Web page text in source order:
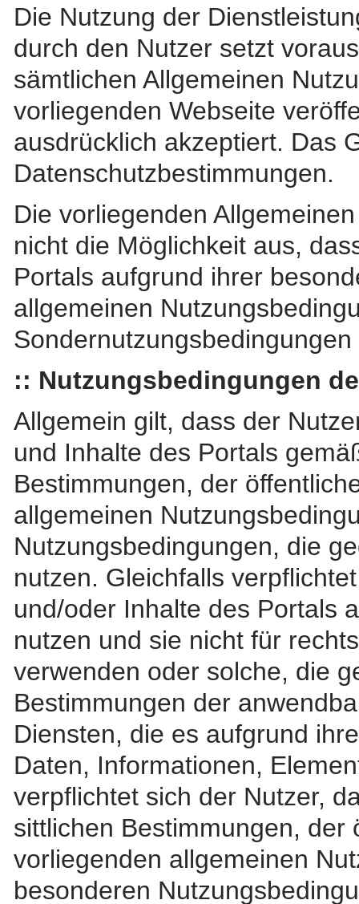
Die Nutzung der
durch den Nutzer setzt
sämtlichen Allgemeinen
vorliegenden Webseite
ausdrücklich akzeptiert. Das
Datenschutzbestimmungen.
Die vorliegenden
nicht die Möglichkeit aus,
Portals aufgrund ihrer
allgemeinen
Sondernutzungsbedingungen
:: Nutzungsbedingungen
Allgemein gilt, dass der
und Inhalte des Portals
Bestimmungen, der
allgemeinen
Nutzungsbedingungen, die
nutzen. Gleichfalls
und/oder Inhalte des Portals
nutzen und sie nicht für
verwenden oder solche, die
Bestimmungen der
Diensten, die es aufgrund
Daten, Informationen,
verpflichtet sich der Nutzer,
sittlichen Bestimmungen, der
vorliegenden allgemeinen
besonderen